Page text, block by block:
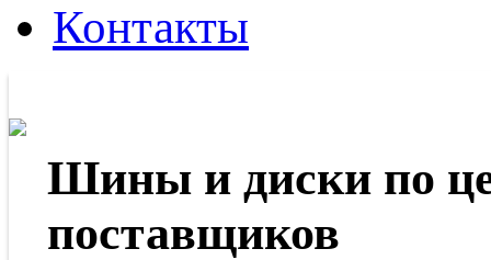
Контакты
Шины и диски по
поставщиков